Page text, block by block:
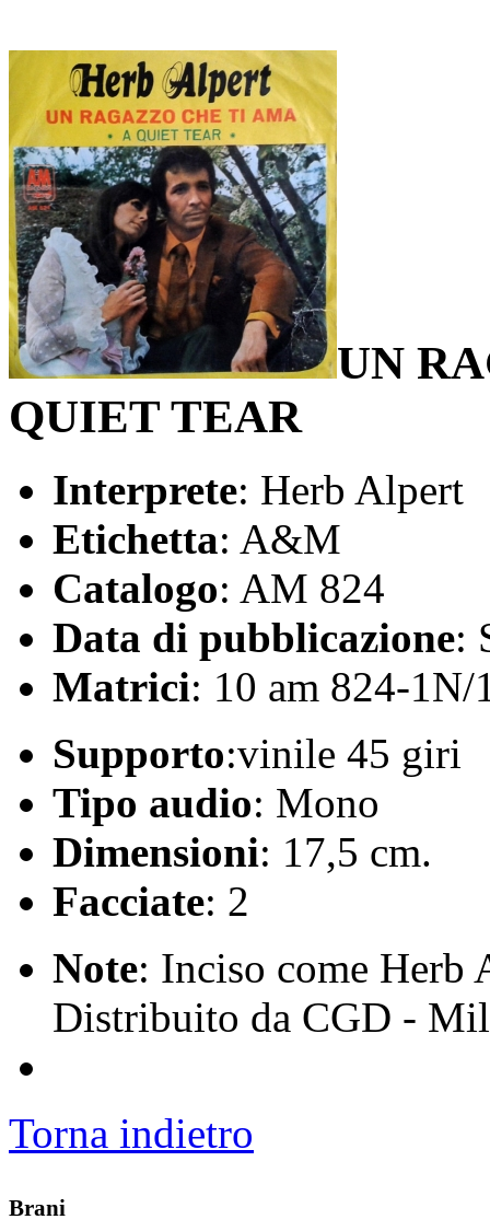
UN
QUIET TEAR
Interprete: Herb Alpert
Etichetta: A&M
Catalogo: AM 824
Data di pubblicazione:
Matrici: 10 am 824-1N/
Supporto:vinile 45 giri
Tipo audio: Mono
Dimensioni: 17,5 cm.
Facciate: 2
Note: Inciso come Herb
Distribuito da CGD -
Torna indietro
Brani